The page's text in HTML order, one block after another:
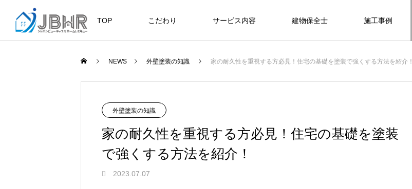
TOP こだわり サービス内容 建物保全士 施工事例
NEW
NEWS 外壁塗装の知識 家の耐久性を重視する方必見！住宅の基礎を塗装で強くする方法を紹介！
外壁塗装の知識
家の耐久性を重視する方必見！住宅の基礎を塗装
で強くする方法を紹介！
2023.07.07